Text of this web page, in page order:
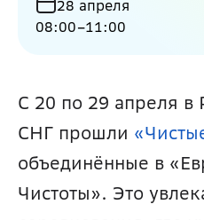
28 апреля
08:00–11:00
С 20 по 29 апреля в
СНГ прошли
объединённые в
Чистоты». Это